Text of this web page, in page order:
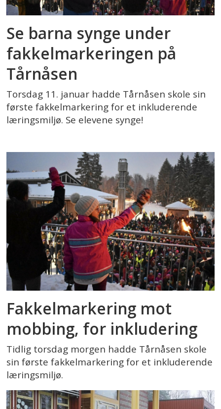
Se barna synge under
fakkelmarkeringen på
Tårnåsen
Torsdag 11. januar hadde Tårnåsen skole sin
første fakkelmarkering for et inkluderende
læringsmiljø. Se elevene synge!
Fakkelmarkering mot
mobbing, for inkludering
Tidlig torsdag morgen hadde Tårnåsen skole
sin første fakkelmarkering for et inkluderende
læringsmiljø.